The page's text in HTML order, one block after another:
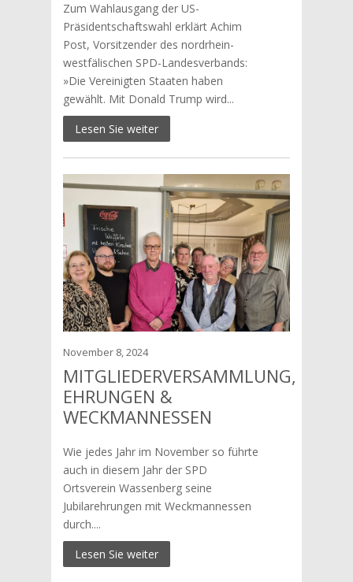
Zum Wahlausgang der US-
Präsidentschaftswahl erklärt Achim
Post, Vorsitzender des nordrhein-
westfälischen SPD-Landesverbands:
»Die Vereinigten Staaten haben
gewählt. Mit Donald Trump wird...
Lesen Sie weiter
November 8, 2024
MITGLIEDERVERSAMMLUNG,
EHRUNGEN &
WECKMANNESSEN
Wie jedes Jahr im November so führte
auch in diesem Jahr der SPD
Ortsverein Wassenberg seine
Jubilarehrungen mit Weckmannessen
durch....
Lesen Sie weiter